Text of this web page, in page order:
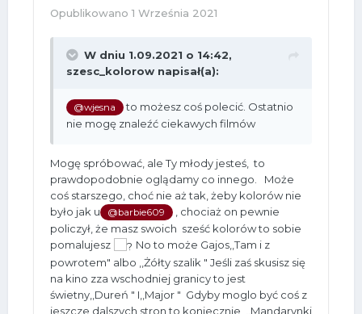
Opublikowano1 Września 2021
W dniu 1.09.2021 o 14:42,
szesc_kolorow napisał(a):
@wjesna
to możesz coś polecić. Ostatnio
nie mogę znaleźć ciekawych filmów
Mogę spróbować, ale Ty młody jesteś, to
prawdopodobnie oglądamy co innego. Może
coś starszego, choć nie aż tak, żeby kolorów nie
było jak u
@barbie609
, chociaż on pewnie
policzył, że masz swoich sześć kolorów to sobie
pomalujesz
No to może Gajos,,Tam i z
powrotem" albo ,,Żółty szalik " Jeśli zaś skusisz się
na kino zza wschodniej granicy to jest
świetny,,Dureń " I,,Major " Gdyby moglo być coś z
jeszcze dalszych stron to koniecznie ,,Mandarynki